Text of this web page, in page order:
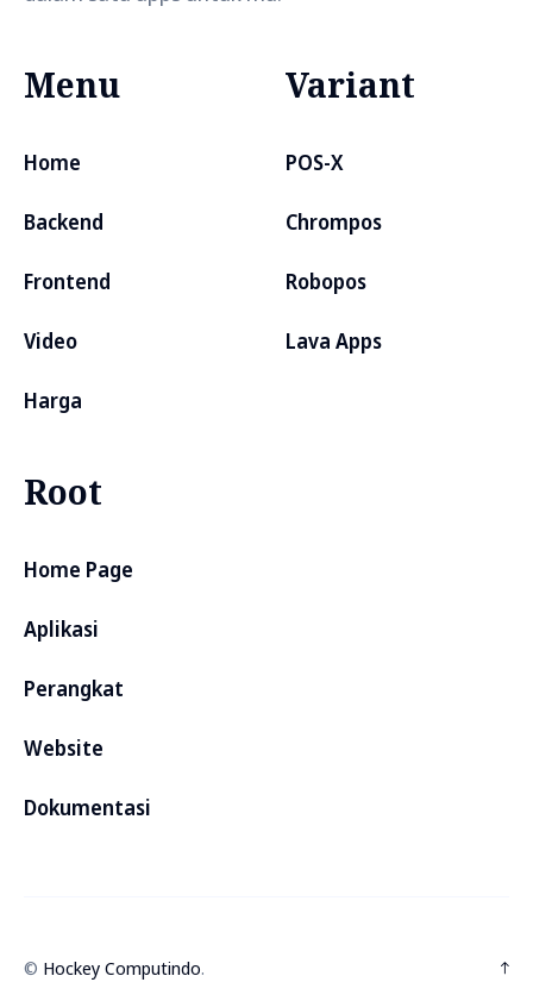
Menu
Home
Backend
Frontend
Video
Harga
Variant
POS-X
Chrompos
Robopos
Lava Apps
Root
Home Page
Aplikasi
Perangkat
Website
Dokumentasi
© Hockey Computindo.